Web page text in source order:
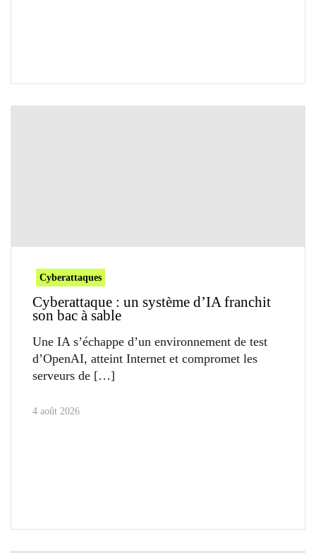
Cyberattaques
Cyberattaque : un système d’IA franchit
son bac à sable
Une IA s’échappe d’un environnement de test
d’OpenAI, atteint Internet et compromet les
serveurs de
4 août 2026